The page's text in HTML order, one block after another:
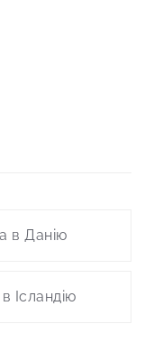
в Данію
Ісландію